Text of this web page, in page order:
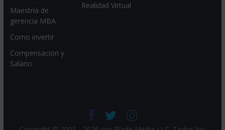
Maestría de
gerencia MBA
Como invertir
Compensacion y
Salario
Realidad Virtual